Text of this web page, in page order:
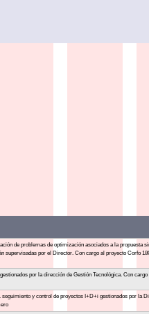
de problemas de optimización asociados a la propuesta
supervisadas por el Director. Con cargo al proyecto Corfo
por la dirección de Gestión Tecnológica. Con
y control de proyectos I+D+i gestionados por la